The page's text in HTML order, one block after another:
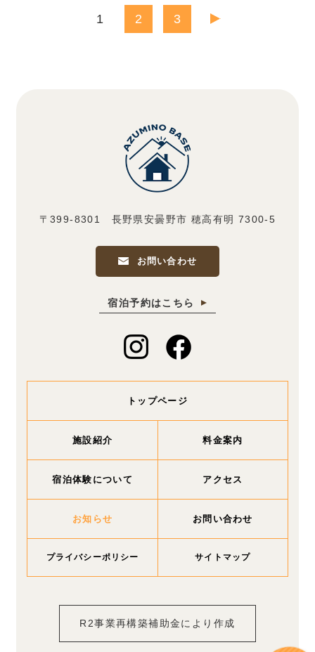
1 2 3
〒399-8301 長野県安曇野市 穂高有明 7300-5
お問い合わせ
宿泊予約はこちら
トップページ
施設紹介 料金案内
宿泊体験について アクセス
お知らせ お問い合わせ
プライバシーポリシー サイトマップ
R2事業再構築補助金により作成